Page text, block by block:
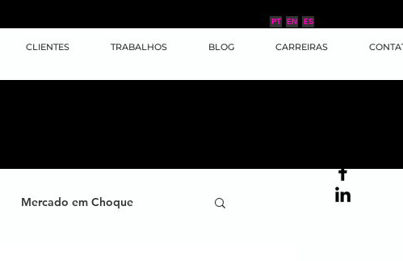
ES
EN
PT
CLIENTES TRABALHOS BLOG CARREIRAS
Mercado em Choque